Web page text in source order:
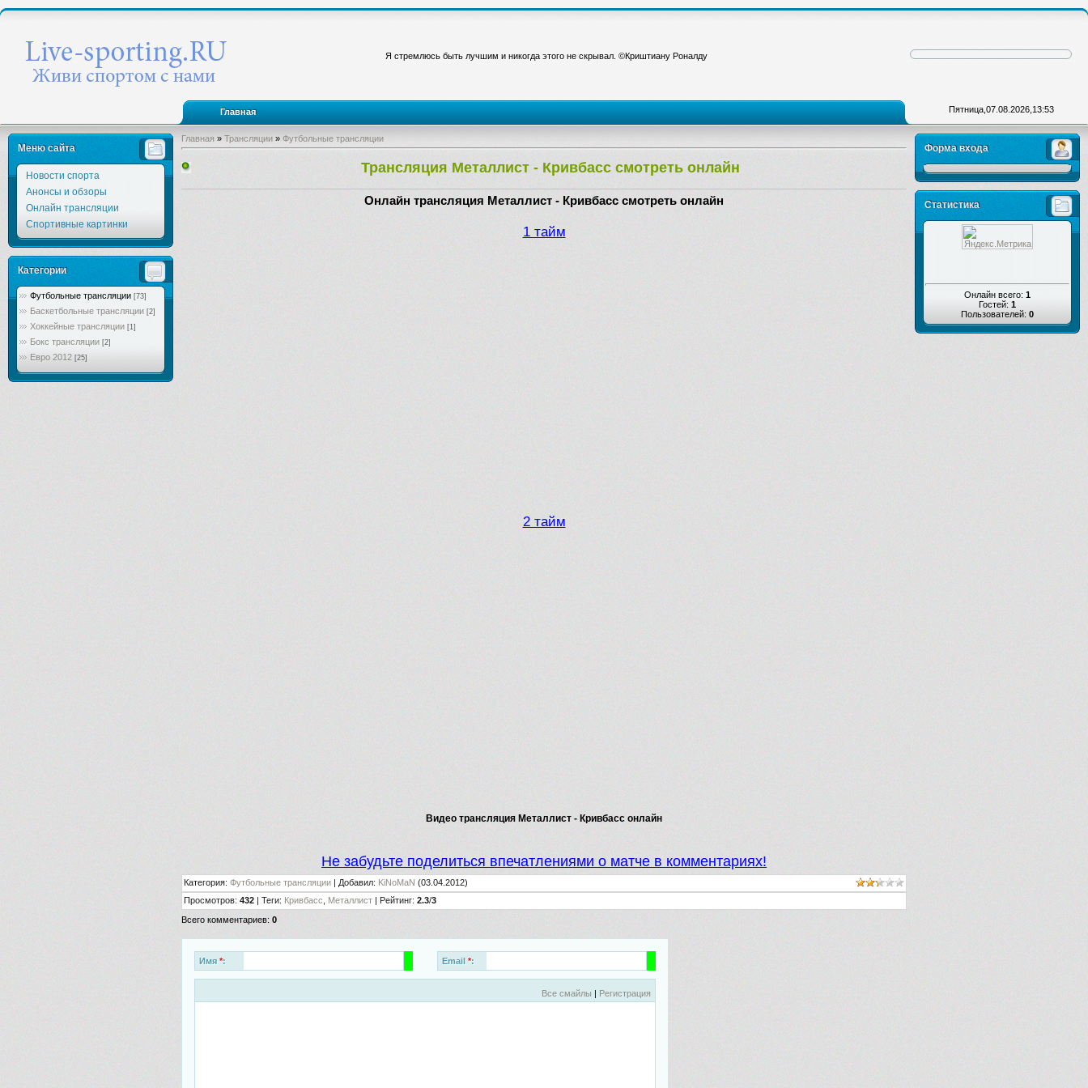
Я стремлюсь быть лучшим и никогда этого не скрывал. ©Криштиану Роналду
Главная Пятница,07.08.2026,13:53
Меню сайта
Новости спорта
Анонсы и обзоры
Онлайн трансляции
Спортивные картинки
Категории
Футбольные трансляции [73]
Баскетбольные трансляции [2]
Хоккейные трансляции [1]
Бокс трансляции [2]
Евро 2012 [25]
Главная » Трансляции » Футбольные трансляции
Трансляция Металлист - Кривбасс смотреть онлайн
Онлайн трансляция Металлист - Кривбасс смотреть онлайн
1 тайм
2 тайм
Видео трансляция Металлист - Кривбасс онлайн
Не забудьте поделиться впечатлениями о матче в комментариях!
Категория: Футбольные трансляции Добавил: KiNoMaN (03.04.2012)
Просмотров: 432 Теги: Кривбасс, Металлист Рейтинг: 2.3/3
Всего комментариев: 0
Имя *: Email *:
Все смайлы Регистрация
Форма входа
Статистика
Онлайн всего: 1
Гостей: 1
Пользователей: 0